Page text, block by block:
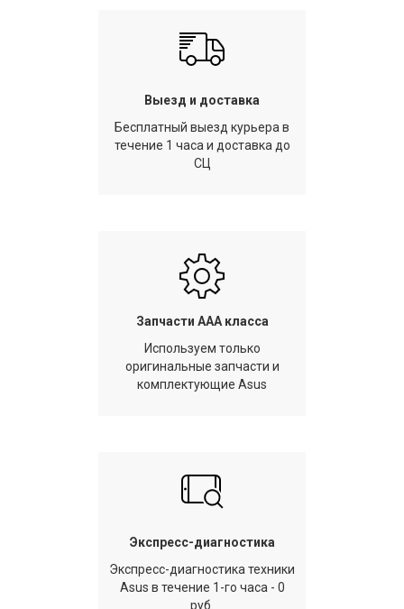
Выезд и доставка
Бесплатный выезд курьера в
течение 1 часа и доставка до
СЦ
Запчасти AAA класса
Используем только
оригинальные запчасти и
комплектующие Asus
Экспресс-диагностика
Экспресс-диагностика техники
Asus в течение 1-го часа - 0
руб.